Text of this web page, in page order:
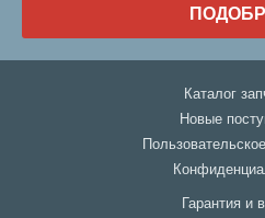
Каталог
Новые
Гарантия и